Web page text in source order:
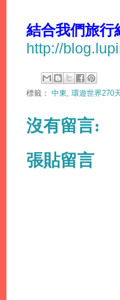
結合我們旅行
http://
標籤： 中東 環遊世界270
沒有留言:
張貼留言